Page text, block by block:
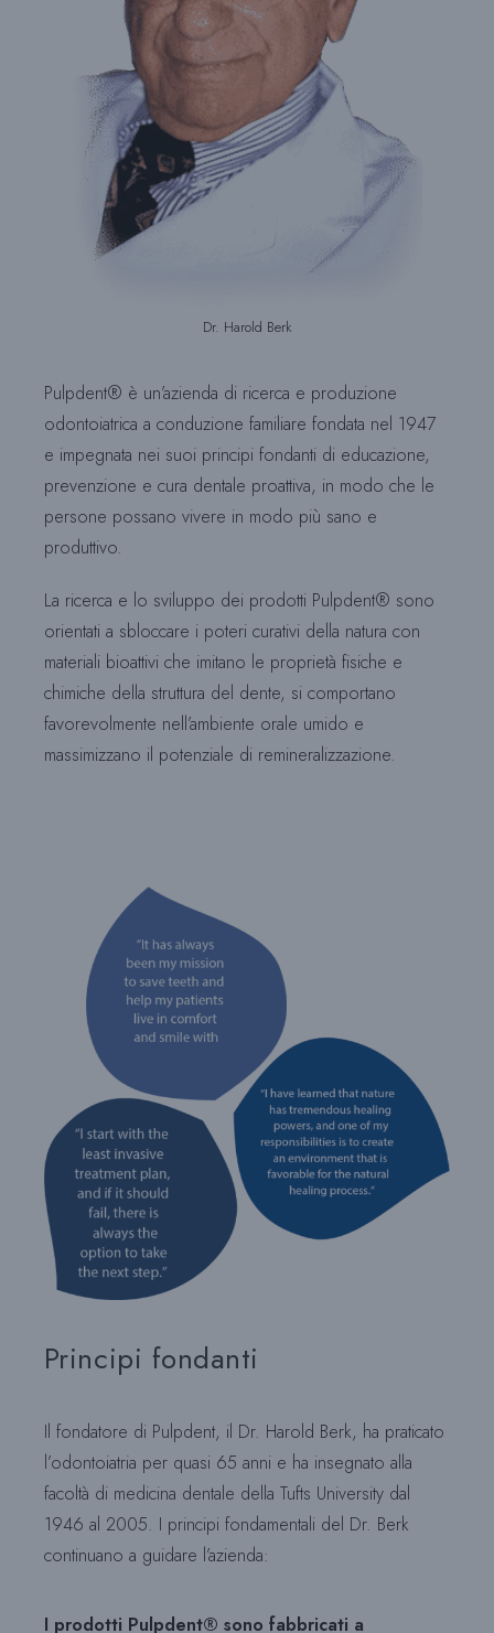
Dr. Harold Berk
Pulpdent® è un’azienda di ricerca e produzione
odontoiatrica a conduzione familiare fondata nel 1947
e impegnata nei suoi principi fondanti di educazione,
prevenzione e cura dentale proattiva, in modo che le
persone possano vivere in modo più sano e
produttivo.
La ricerca e lo sviluppo dei prodotti Pulpdent® sono
orientati a sbloccare i poteri curativi della natura con
materiali bioattivi che imitano le proprietà fisiche e
chimiche della struttura del dente, si comportano
favorevolmente nell’ambiente orale umido e
massimizzano il potenziale di remineralizzazione.
Principi fondanti
Il fondatore di Pulpdent, il Dr. Harold Berk, ha praticato
l’odontoiatria per quasi 65 anni e ha insegnato alla
facoltà di medicina dentale della Tufts University dal
1946 al 2005. I principi fondamentali del Dr. Berk
continuano a guidare l’azienda:
I prodotti Pulpdent® sono fabbricati a